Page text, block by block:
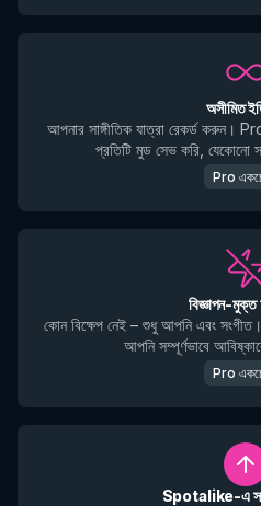
অসীমিত
আপনার সাঙ্গীতিক যাত্রা রেকর্ড করুন।
প্রতিটি মুড সেভ করি,
Pro
বিজ্ঞাপন-মুক্ত
কোন বিক্ষেপ নেই – শুধু আপনি এবং
আপনি সম্পূর্ণভাবে
Pro
Spotalike-এ